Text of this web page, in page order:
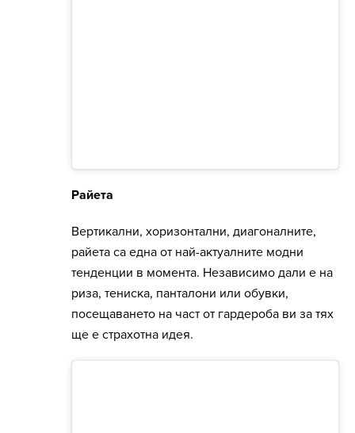
Райета
Вертикални, хоризонтални, диагоналните,
райета са една от най-актуалните модни
тенденции в момента. Независимо дали е на
риза, тениска, панталони или обувки,
посещаването на част от гардероба ви за тях
ще е страхотна идея.